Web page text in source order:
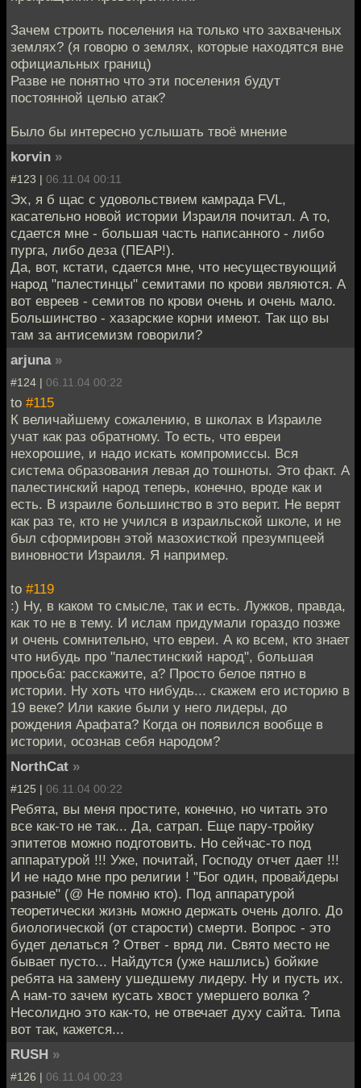
Зачем строить поселения на только что захваченых
землях? (я говорю о землях, которые находятся вне
официальных границ)
Разве не понятно что эти поселения будут
постоянной целью атак?
Было бы интересно услышать твоё мнение
korvin »
#123 | 06.11.04 00:11
Эх, я б щас с удовольствием камрада FVL,
касательно новой истории Израиля почитал. А то,
сдается мне - большая часть написанного - либо
пурга, либо деза (ПЕАР!).
Да, вот, кстати, сдается мне, что несуществующий
народ "палестинцы" семитами по крови являются. А
вот евреев - семитов по крови очень и очень мало.
Большинство - хазарские корни имеют. Так що вы
там за антисемизм говорили?
arjuna »
#124 | 06.11.04 00:22
to #115
К величайшему сожалению, в школах в Израиле
учат как раз обратному. То есть, что евреи
нехорошие, и надо искать компромиссы. Вся
система образования левая до тошноты. Это факт. А
палестинский народ теперь, конечно, вроде как и
есть. В израиле большинство в это верит. Не верят
как раз те, кто не учился в израильской школе, и не
был сформировн этой мазохисткой презумпцеей
виновности Израиля. Я например.
to #119
:) Ну, в каком то смысле, так и есть. Лужков, правда,
как то не в тему. И ислам придумали гораздо позже
и очень сомнительно, что евреи. А ко всем, кто знает
что нибудь про "палестинский народ", большая
просьба: расскажите, а? Просто белое пятно в
истории. Ну хоть что нибудь... скажем его историю в
19 веке? Или какие были у него лидеры, до
рождения Арафата? Когда он появился вообще в
истории, осознав себя народом?
NorthCat »
#125 | 06.11.04 00:22
Ребята, вы меня простите, конечно, но читать это
все как-то не так... Да, сатрап. Еще пару-тройку
эпитетов можно подготовить. Но сейчас-то под
аппаратурой !!! Уже, почитай, Господу отчет дает !!!
И не надо мне про религии ! "Бог один, провайдеры
разные" (@ Не помню кто). Под аппаратурой
теоретически жизнь можно держать очень долго. До
биологической (от старости) смерти. Вопрос - это
будет делаться ? Ответ - вряд ли. Свято место не
бывает пусто... Найдутся (уже нашлись) бойкие
ребята на замену ушедшему лидеру. Ну и пусть их.
А нам-то зачем кусать хвост умершего волка ?
Несолидно это как-то, не отвечает духу сайта. Типа
вот так, кажется...
RUSH »
#126 | 06.11.04 00:23